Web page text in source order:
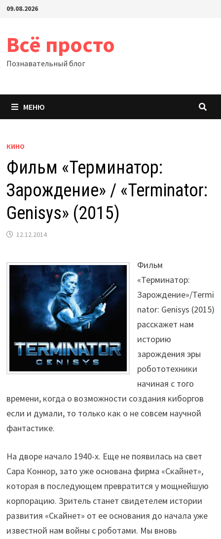
Перейти
09.08.2026
Всё просто
Познавательный блог
МЕНЮ
КИНО
Фильм «Терминатор:
Зарождение» / «Terminator:
Genisys» (2015)
12.12.2014
Фильм
«Терминатор:
Зарождение»/Termi
nator: Genisys (2015)
расскажет нам
историю
зарождения эры
робототехники
начиная с того
времени, когда о возможности создания киборгов
если и думали, то только как о не совсем научной
фантастике.
На дворе начало 1940-х. Еще не появилась на свет
Сара Коннор, зато уже основана фирма «Скайнет»,
которая в последующем превратится у мощнейшую
корпорацию. Зритель станет свидетелем истории
развития «Скайнет» от ее основания до начала уже
известной нам войны с роботами. Мы вновь